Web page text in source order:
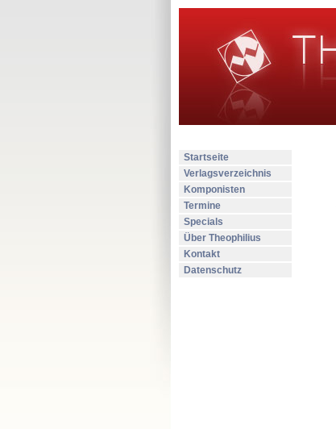
Startseite
Verlagsverzeichnis
Komponisten
Termine
Specials
Über Theophilius
Kontakt
Datenschutz